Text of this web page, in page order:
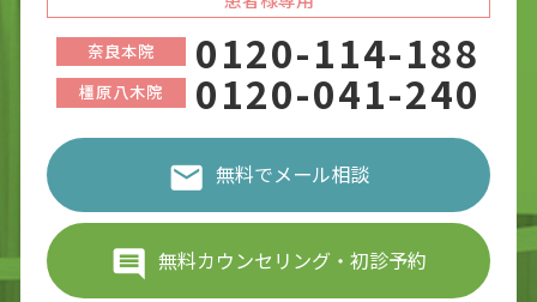
奈良本院 0120-114-188
橿原八木院 0120-041-240
無料でメール相談
無料カウンセリング・初診予約